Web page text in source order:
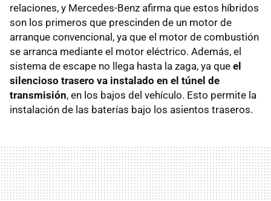
relaciones, y Mercedes-Benz afirma que estos híbridos
son los primeros que prescinden de un motor de
arranque convencional, ya que el motor de combustión
se arranca mediante el motor eléctrico. Además, el
sistema de escape no llega hasta la zaga, ya que el
silencioso trasero va instalado en el túnel de
transmisión, en los bajos del vehículo. Esto permite la
instalación de las baterías bajo los asientos traseros.